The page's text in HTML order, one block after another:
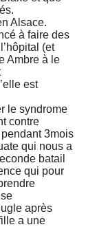
Alsace.
à faire des
(et
Ambre à le
est
le syndrome
contre
3mois
qui nous a
batail
qui pour
après
a une